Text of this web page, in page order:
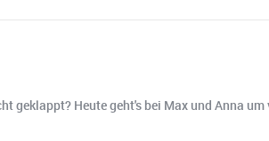
Heute geht's bei Max und Anna um